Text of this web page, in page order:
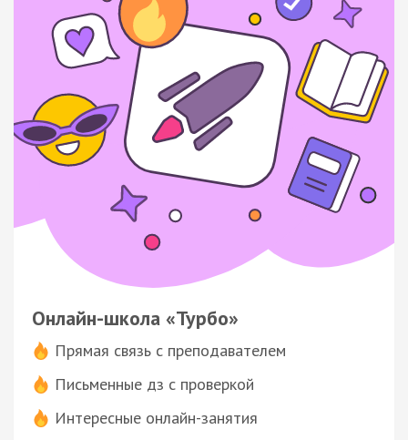
Онлайн-школа «Турбо»
Прямая связь с преподавателем
Письменные дз с проверкой
Интересные онлайн-занятия